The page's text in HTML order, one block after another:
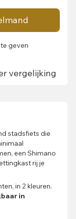
geven
vergelijking
stadsfiets die
een Shimano
rij je
in 2 kleuren.
in